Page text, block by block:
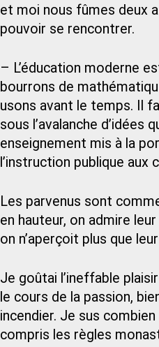
et moi nous fûmes deux
pouvoir se rencontrer.
– L’éducation moderne
bourrons de
usons avant le temps. Il
sous l’avalanche d’idées
enseignement mis à la
l’instruction publique
Les parvenus sont
en hauteur, on admire
on n’aperçoit plus que
Je goûtai l’ineffable
le cours de la passion,
incendier. Je sus
compris les règles